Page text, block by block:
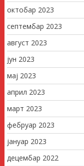
октобар 2023
септембар 2023
август 2023
јун 2023
мај 2023
април 2023
март 2023
фебруар 2023
јануар 2023
децембар 2022